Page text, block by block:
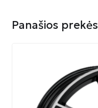
Panašios prekės